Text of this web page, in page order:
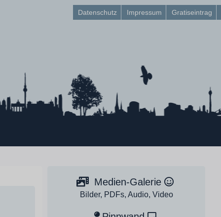
Datenschutz Impressum Gratiseintrag
Medien-Galerie
Bilder, PDFs, Audio, Video